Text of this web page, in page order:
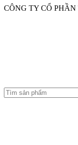
CÔNG TY CỔ